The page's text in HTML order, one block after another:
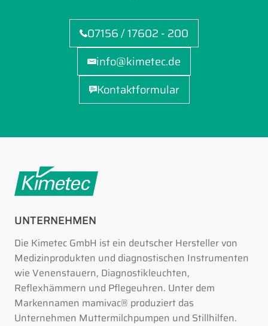
07156 / 17602 - 200
info@kimetec.de
Kontaktformular
UNTERNEHMEN
Die Kimetec GmbH ist ein deutscher Hersteller von
Medizinprodukten und diagnostischen Instrumenten
wie Venenstauern, Diagnostikleuchten,
Reflexhämmern und Pflegeuhren. Unter dem
Markennamen mamivac® produziert das
Unternehmen Muttermilchpumpen und Stillhilfen.